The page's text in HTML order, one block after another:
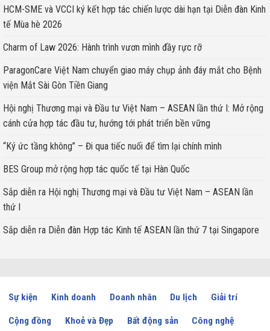
HCM-SME và VCCI ký kết hợp tác chiến lược dài hạn tại Diễn đàn Kinh
tế Mùa hè 2026
Charm of Law 2026: Hành trình vươn mình đầy rực rỡ
ParagonCare Việt Nam chuyển giao máy chụp ảnh đáy mắt cho Bệnh
viện Mắt Sài Gòn Tiền Giang
Hội nghị Thương mại và Đầu tư Việt Nam – ASEAN lần thứ I: Mở rộng
cánh cửa hợp tác đầu tư, hướng tới phát triển bền vững
“Ký ức tầng không” – Đi qua tiếc nuối để tìm lại chính mình
BES Group mở rộng hợp tác quốc tế tại Hàn Quốc
Sắp diễn ra Hội nghị Thương mại và Đầu tư Việt Nam – ASEAN lần
thứ I
Sắp diễn ra Diễn đàn Hợp tác Kinh tế ASEAN lần thứ 7 tại Singapore
Sự kiện Kinh doanh Doanh nhân Du lịch Giải trí
Cộng đồng Khoẻ và Đẹp Bất động sản Công nghệ